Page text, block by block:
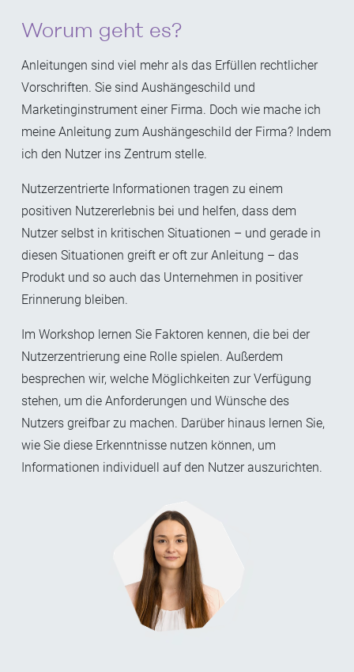
Worum geht es?
Anleitungen sind viel mehr als das Erfüllen rechtlicher
Vorschriften. Sie sind Aushängeschild und
Marketinginstrument einer Firma. Doch wie mache ich
meine Anleitung zum Aushängeschild der Firma? Indem
ich den Nutzer ins Zentrum stelle.
Nutzerzentrierte Informationen tragen zu einem
positiven Nutzererlebnis bei und helfen, dass dem
Nutzer selbst in kritischen Situationen – und gerade in
diesen Situationen greift er oft zur Anleitung – das
Produkt und so auch das Unternehmen in positiver
Erinnerung bleiben.
Im Workshop lernen Sie Faktoren kennen, die bei der
Nutzerzentrierung eine Rolle spielen. Außerdem
besprechen wir, welche Möglichkeiten zur Verfügung
stehen, um die Anforderungen und Wünsche des
Nutzers greifbar zu machen. Darüber hinaus lernen Sie,
wie Sie diese Erkenntnisse nutzen können, um
Informationen individuell auf den Nutzer auszurichten.